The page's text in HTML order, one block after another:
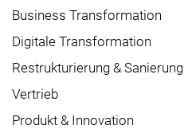
Business Transformation
Digitale Transformation
Restrukturierung & Sanierung
Vertrieb
Produkt & Innovation